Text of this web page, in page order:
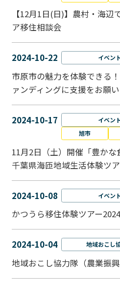
【12月1日(日)】農村・海辺
ア移住相談会
2024-10-22 イベン
市原市の魅力を体験できる
ァンディングに支援をお願
2024-10-17 イベン
旭市
11月2日（土）開催「豊かな
千葉県海匝地域生活体験ツ
2024-10-08 イベン
かつうら移住体験ツアー2024
2024-10-04 地域おこし
地域おこし協⼒隊（農業振